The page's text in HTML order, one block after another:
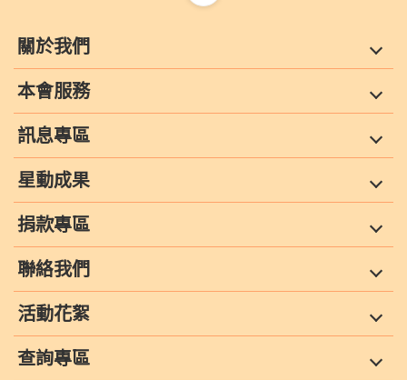
關於我們
本會服務
訊息專區
星動成果
捐款專區
聯絡我們
活動花絮
查詢專區